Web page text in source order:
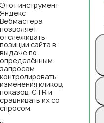
Этот инструмент
Яндекс
Вебмастера
позволяет
отслеживать
позиции сайта в
выдаче по
определённым
запросам,
контролировать
изменения кликов,
показов, CTR и
сравнивать их со
спросом.